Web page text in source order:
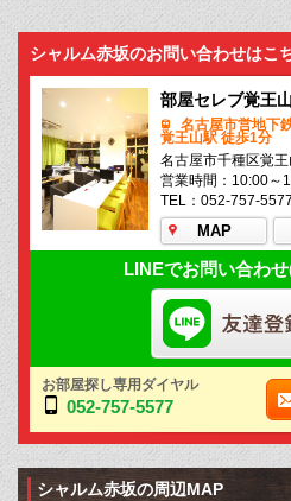
シャルム赤坂のお問い合わせはこ
部屋セレブ覚王
名古屋市営地下
覚王山駅 徒歩1分
名古屋市千種区覚
営業時間：10:00～
TEL：052-757-
MAP
LINEでお問い合わ
お部屋探し専用ダイヤル
052-757-5577
シャルム赤坂の周辺MAP